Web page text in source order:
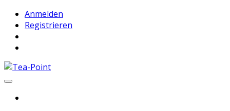
Anmelden
Registrieren